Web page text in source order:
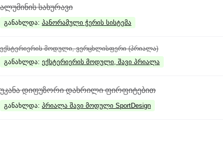
ალუმინის სახურავი
განახლდა: პანორამული ჭერის სისტემა
ექსტერიერის მოდული, ვერცხლისფერი (პრიალა)
განახლდა: ექსტერიერის მოდული, შავი პრიალა
უკანა დიფუზორი დახრილი ფირფიტებით
განახლდა: პრიალა შავი მოდული SportDesign